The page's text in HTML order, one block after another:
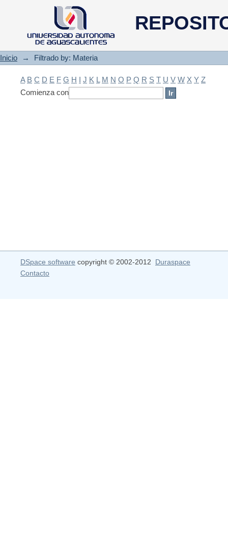
Filtrado by: Materia
Inicio → Filtrado by: Materia
A B C D E F G H I J K L M N O P Q R S T U V W X Y Z
Comienza con
DSpace software copyright © 2002-2012 Duraspace
Contacto